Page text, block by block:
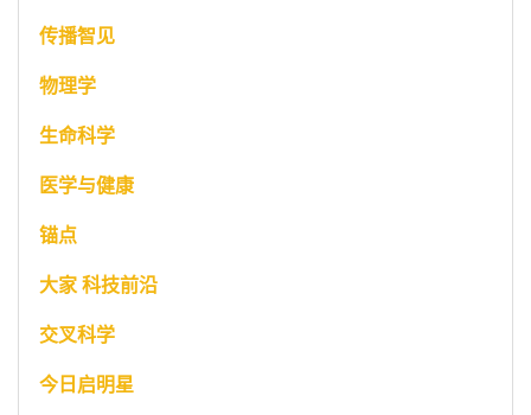
传播智见
物理学
生命科学
医学与健康
锚点
大家 科技前沿
交叉科学
今日启明星